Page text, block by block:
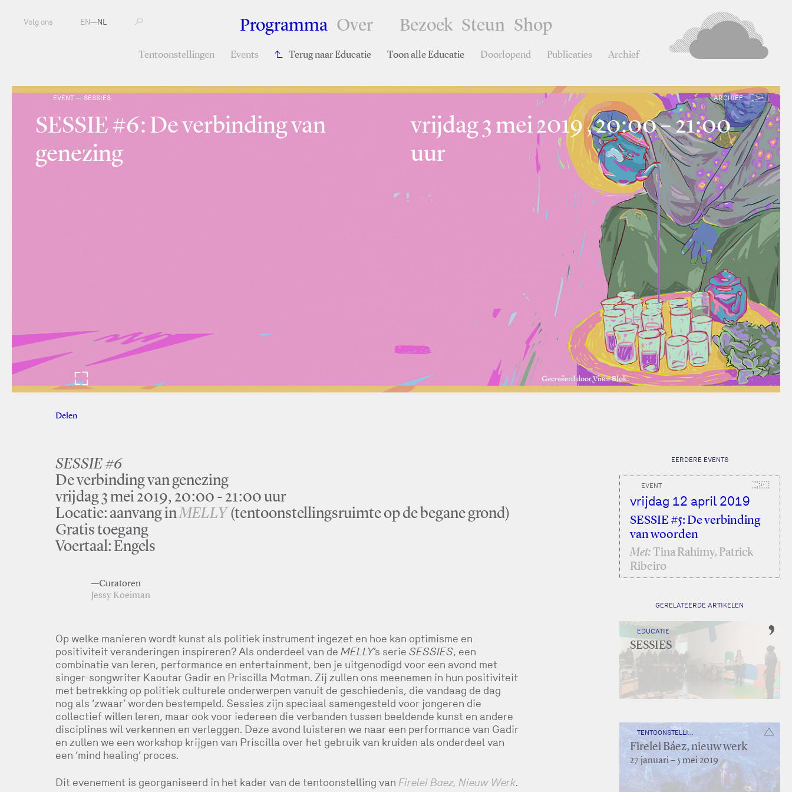
Programma Over Bezoek Steun Shop
Tentoonstellingen Events Terug naar Educatie Toon alle Educatie Doorlopend Publicaties Archief
Volg ons EN—NL
EVENT — SESSIES ARCHIEF
SESSIE #6: De verbinding van
genezing
vrijdag 3 mei 2019 , 20:00 – 21:00
uur
Gecreëerd door Vince Blok.
Delen
SESSIE #6
De verbinding van genezing
vrijdag 3 mei 2019, 20:00 - 21:00 uur
Locatie: aanvang inMELLY (tentoonstellingsruimte op de begane grond)
Gratis toegang
Voertaal: Engels
—Curatoren
Jessy Koeiman
Op welke manieren wordt kunst als politiek instrument ingezet en hoe kan optimisme en
positiviteit veranderingen inspireren? Als onderdeel van de MELLY’s serie SESSIES, een
combinatie van leren, performance en entertainment, ben je uitgenodigd voor een avond met
singer-songwriter Kaoutar Gadir en Priscilla Motman. Zij zullen ons meenemen in hun positiviteit
met betrekking op politiek culturele onderwerpen vanuit de geschiedenis, die vandaag de dag
nog als ‘zwaar’ worden bestempeld. Sessies zijn speciaal samengesteld voor jongeren die
collectief willen leren, maar ook voor iedereen die verbanden tussen beeldende kunst en andere
disciplines wil verkennen en verleggen. Deze avond luisteren we naar een performance van Gadir
en zullen we een workshop krijgen van Priscilla over het gebruik van kruiden als onderdeel van
een ‘mind healing’ proces.
Dit evenement is georganiseerd in het kader van de tentoonstelling van Firelei Baez, Nieuw Werk.
EERDERE EVENTS
EVENT
vrijdag 12 april 2019
SESSIE #5: De verbinding
van woorden
Met: Tina Rahimy, Patrick
Ribeiro
GERELATEERDE ARTIKELEN
EDUCATIE
SESSIES
TENTOONSTELLING
Firelei Báez, nieuw werk
27 januari – 5 mei 2019